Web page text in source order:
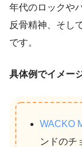
年代のロックや
反骨精神、そし
です。
具体例でイメー
WACKO
ンドのチ